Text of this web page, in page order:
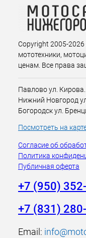
Copyright 2005-
мототехники,
ценам. Все права
Павлово ул.
Нижний Новгород
Богородск ул.
Посмотреть на
Согласие об
Политика
Публичная оферта
+7 (950)
+7 (831)
Email: